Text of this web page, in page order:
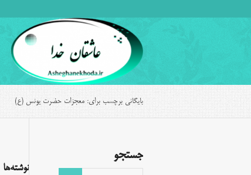
بایگانی برچسب برای: معجزات حضرت یونس (ع)
نوشته‌ها
جستجو